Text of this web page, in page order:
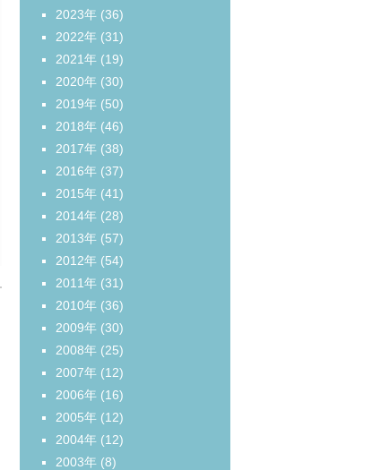
2023年 (36)
2022年 (31)
2021年 (19)
2020年 (30)
2019年 (50)
2018年 (46)
2017年 (38)
2016年 (37)
2015年 (41)
2014年 (28)
2013年 (57)
2012年 (54)
2011年 (31)
2010年 (36)
2009年 (30)
2008年 (25)
2007年 (12)
2006年 (16)
2005年 (12)
2004年 (12)
2003年 (8)